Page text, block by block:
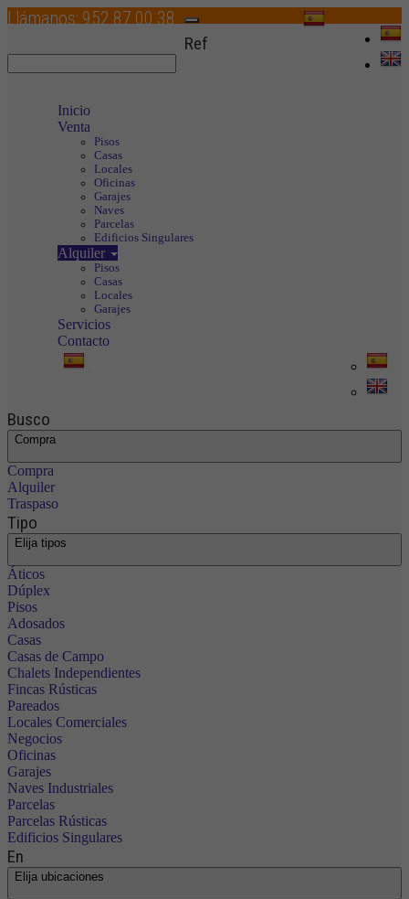
Llámanos:952 87 00 38
Toggle
navigation
Inicio
Venta
Pisos
Casas
Locales
Oficinas
Garajes
Naves
Parcelas
Edificios Singulares
Alquiler
Pisos
Casas
Locales
Garajes
Servicios
Contacto
Ref
Busco
Compra
Compra
Alquiler
Traspaso
Tipo
Elija tipos
Áticos
Dúplex
Pisos
Adosados
Casas
Casas de Campo
Chalets Independientes
Fincas Rústicas
Pareados
Locales Comerciales
Negocios
Oficinas
Garajes
Naves Industriales
Parcelas
Parcelas Rústicas
Edificios Singulares
En
Elija ubicaciones